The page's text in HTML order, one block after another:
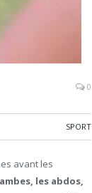
0
SPORT
avant les
les abdos,